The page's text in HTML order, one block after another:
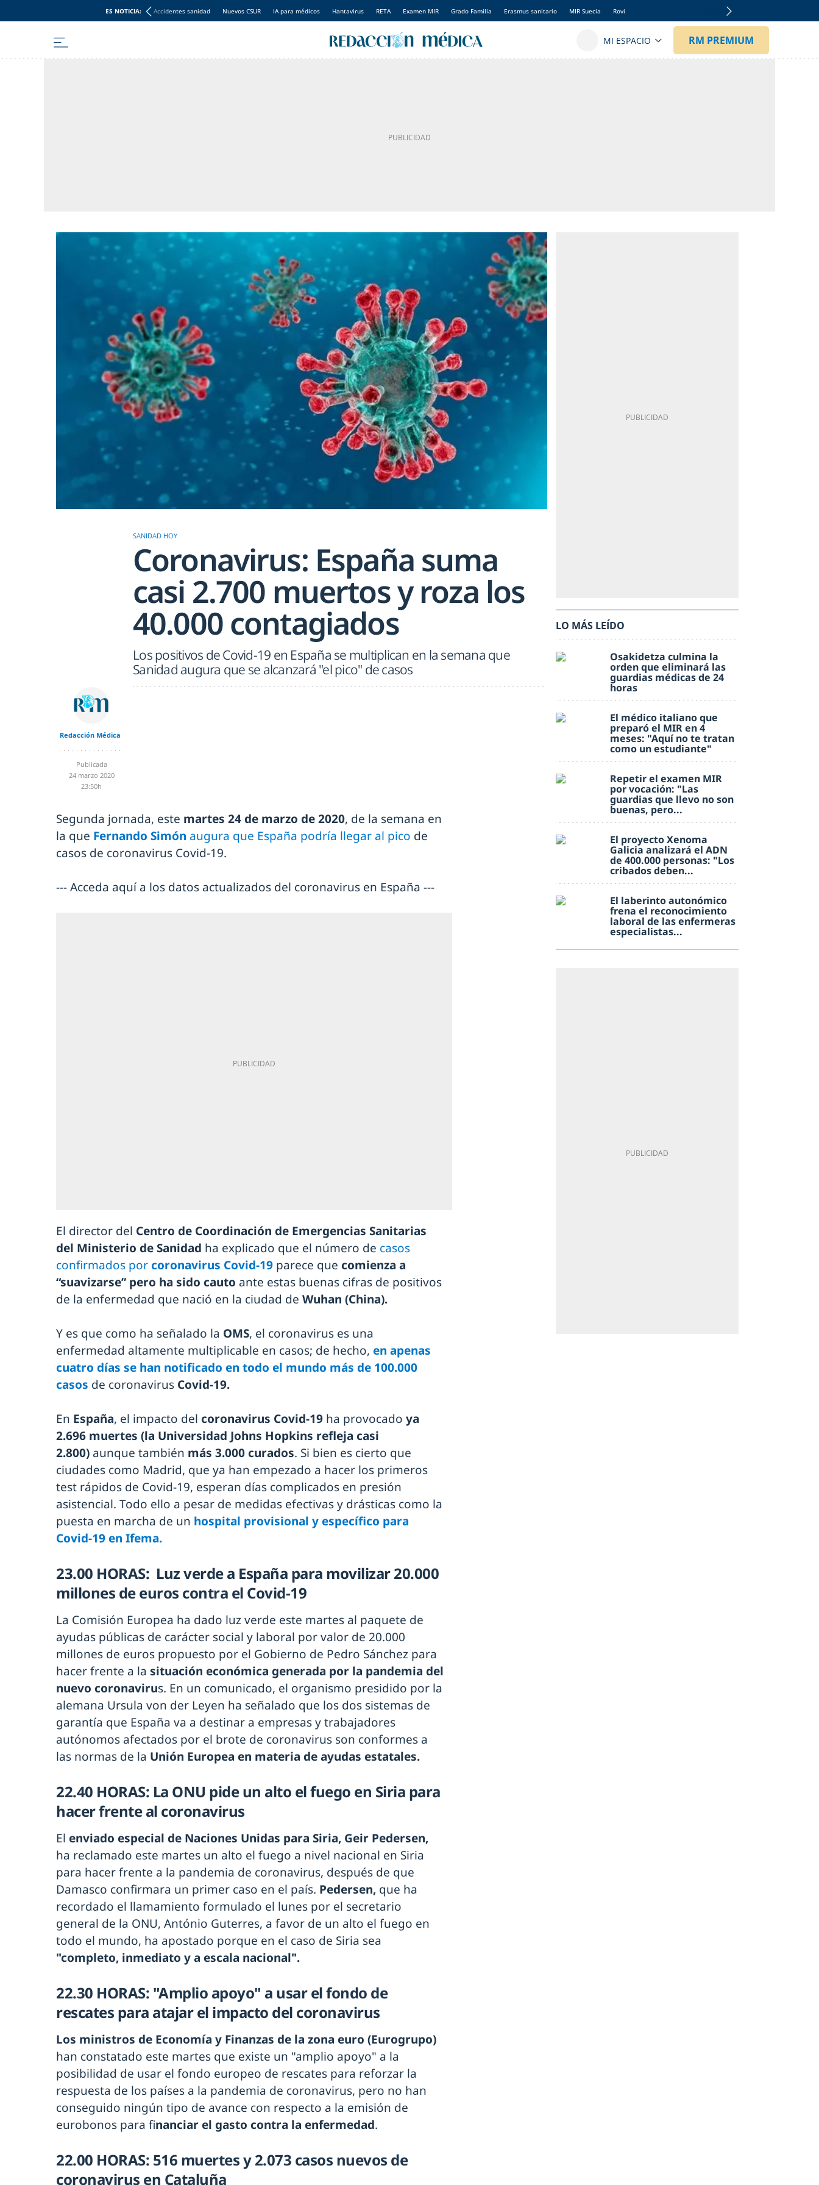
ES NOTICIA: Accidentes sanidad Nuevos CSUR IA para médicos Hantavirus RETA Examen MIR Grado Familia Erasmus sanitario MIR Suecia Rovi
SANIDAD HOY
Coronavirus: España suma
casi 2.700 muertos y roza los
40.000 contagiados
Los positivos de Covid-19 en España se multiplican en la semana que
Sanidad augura que se alcanzará "el pico" de casos
Redacción Médica
Publicada
24 marzo 2020
23:50h
Segunda jornada, este martes 24 de marzo de 2020, de la semana en
la que Fernando Simón augura que España podría llegar al pico de
casos de coronavirus Covid-19.
--- Acceda aquí a los datos actualizados del coronavirus en España ---
El director del Centro de Coordinación de Emergencias Sanitarias
del Ministerio de Sanidad ha explicado que el número de casos
confirmados por coronavirus Covid-19 parece que comienza a
“suavizarse” pero ha sido cauto ante estas buenas cifras de positivos
de la enfermedad que nació en la ciudad de Wuhan (China).
Y es que como ha señalado la OMS, el coronavirus es una
enfermedad altamente multiplicable en casos; de hecho, en apenas
cuatro días se han notificado en todo el mundo más de 100.000
casos de coronavirus Covid-19.
En España, el impacto del coronavirus Covid-19 ha provocado ya
2.696 muertes (la Universidad Johns Hopkins refleja casi
2.800) aunque también más 3.000 curados. Si bien es cierto que
ciudades como Madrid, que ya han empezado a hacer los primeros
test rápidos de Covid-19, esperan días complicados en presión
asistencial. Todo ello a pesar de medidas efectivas y drásticas como la
puesta en marcha de un hospital provisional y específico para
Covid-19 en Ifema.
23.00 HORAS: Luz verde a España para movilizar 20.000
millones de euros contra el Covid-19
La Comisión Europea ha dado luz verde este martes al paquete de
ayudas públicas de carácter social y laboral por valor de 20.000
millones de euros propuesto por el Gobierno de Pedro Sánchez para
hacer frente a la situación económica generada por la pandemia del
nuevo coronavirus. En un comunicado, el organismo presidido por la
alemana Ursula von der Leyen ha señalado que los dos sistemas de
garantía que España va a destinar a empresas y trabajadores
autónomos afectados por el brote de coronavirus son conformes a
las normas de la Unión Europea en materia de ayudas estatales.
22.40 HORAS: La ONU pide un alto el fuego en Siria para
hacer frente al coronavirus
El enviado especial de Naciones Unidas para Siria, Geir Pedersen,
ha reclamado este martes un alto el fuego a nivel nacional en Siria
para hacer frente a la pandemia de coronavirus, después de que
Damasco confirmara un primer caso en el país. Pedersen, que ha
recordado el llamamiento formulado el lunes por el secretario
general de la ONU, António Guterres, a favor de un alto el fuego en
todo el mundo, ha apostado porque en el caso de Siria sea
"completo, inmediato y a escala nacional".
22.30 HORAS: "Amplio apoyo" a usar el fondo de
rescates para atajar el impacto del coronavirus
Los ministros de Economía y Finanzas de la zona euro (Eurogrupo)
han constatado este martes que existe un "amplio apoyo" a la
posibilidad de usar el fondo europeo de rescates para reforzar la
respuesta de los países a la pandemia de coronavirus, pero no han
conseguido ningún tipo de avance con respecto a la emisión de
eurobonos para financiar el gasto contra la enfermedad.
22.00 HORAS: 516 muertes y 2.073 casos nuevos de
coronavirus en Cataluña
LO MÁS LEÍDO
Osakidetza culmina la
orden que eliminará las
guardias médicas de 24
horas
El médico italiano que
preparó el MIR en 4
meses: "Aquí no te tratan
como un estudiante"
Repetir el examen MIR
por vocación: "Las
guardias que llevo no son
buenas, pero...
El proyecto Xenoma
Galicia analizará el ADN
de 400.000 personas: "Los
cribados deben...
El laberinto autonómico
frena el reconocimiento
laboral de las enfermeras
especialistas...